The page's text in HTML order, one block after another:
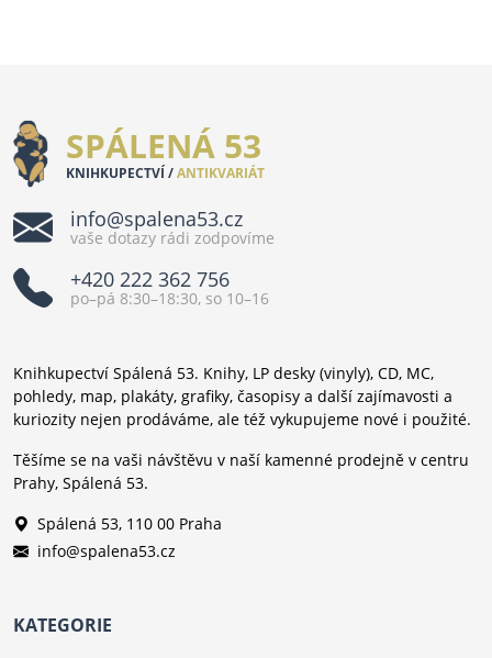
SPÁLENÁ 53
KNIHKUPECTVÍ /ANTIKVARIÁT
info@spalena53.cz
vaše dotazy rádi zodpovíme
+420 222 362 756
po–pá 8:30–18:30, so 10–16
Knihkupectví Spálená 53. Knihy, LP desky (vinyly), CD, MC,
pohledy, map, plakáty, grafiky, časopisy a další zajímavosti a
kuriozity nejen prodáváme, ale též vykupujeme nové i použité.
Těšíme se na vaši návštěvu v naší kamenné prodejně v centru
Prahy, Spálená 53.
Spálená 53, 110 00 Praha
info@spalena53.cz
KATEGORIE